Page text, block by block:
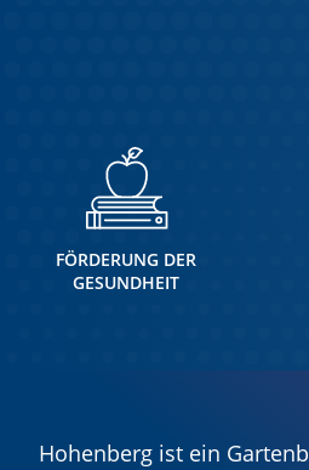
FÖRDERUNG DER
GESUNDHEIT
Hohenberg ist ein